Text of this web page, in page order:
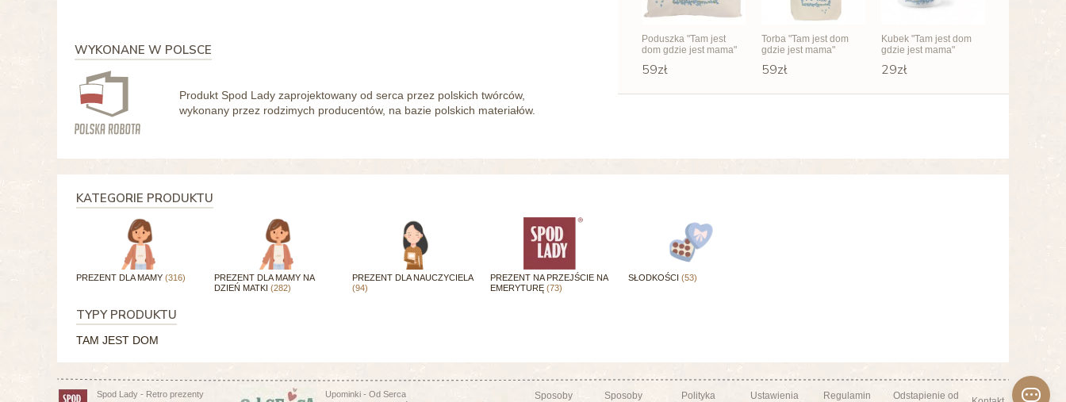
WYKONANE W POLSCE
Produkt Spod Lady zaprojektowany od serca przez polskich twórców,
wykonany przez rodzimych producentów, na bazie polskich materiałów.
Poduszka "Tam jest
dom gdzie jest mama"
59zł
Torba "Tam jest dom
gdzie jest mama"
59zł
Kubek "Tam jest dom
gdzie jest mama"
29zł
KATEGORIE PRODUKTU
PREZENT DLA MAMY (316)
PREZENT DLA MAMY NA
DZIEŃ MATKI (282)
PREZENT DLA NAUCZYCIELA
(94)
PREZENT NA PRZEJŚCIE NA
EMERYTURĘ (73)
SŁODKOŚCI (53)
TYPY PRODUKTU
TAM JEST DOM
Spod Lady - Retro prezenty
Upominki - Od Serca
Sposoby
Sposoby
Polityka
Ustawienia
Regulamin
Odstapienie od